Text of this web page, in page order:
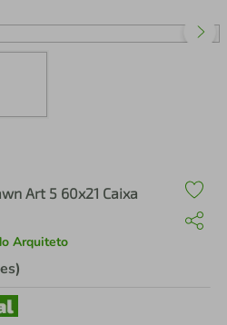
Art 5 60x21 Caixa
Arquiteto